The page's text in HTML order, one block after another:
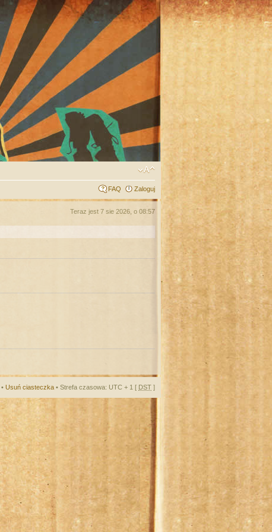
FAQ Zaloguj
Teraz jest 7 sie 2026, o 08:57
• Usuń ciasteczka • Strefa czasowa: UTC + 1 [ DST ]